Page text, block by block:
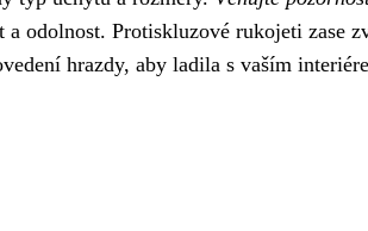
odolnost. Protiskluzové rukojeti zase
hrazdy, aby ladila s vaším